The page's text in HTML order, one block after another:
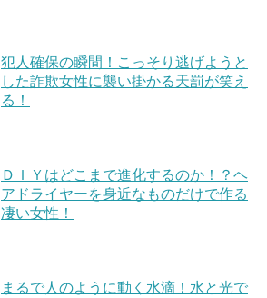
犯人確保の瞬間！こっそり逃げようと
した詐欺女性に襲い掛かる天罰が笑え
る！
ＤＩＹはどこまで進化するのか！？ヘ
アドライヤーを身近なものだけで作る
凄い女性！
まるで人のように動く水滴！水と光で